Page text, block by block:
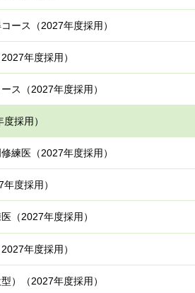
ース（2027年度採用）
年度採用）
ス（2027年度採用）
採用）
練医（2027年度採用）
度採用）
（2027年度採用）
年度採用）
）（2027年度採用）